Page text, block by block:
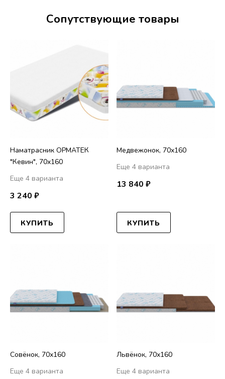
Сопутствующие товары
Наматрасник ОРМАТЕК
"Кевин", 70х160
Еще 4 варианта
3 240 ₽
КУПИТЬ
Медвежонок, 70х160
Еще 4 варианта
13 840 ₽
КУПИТЬ
Совёнок, 70х160
Еще 4 варианта
Львёнок, 70х160
Еще 4 варианта